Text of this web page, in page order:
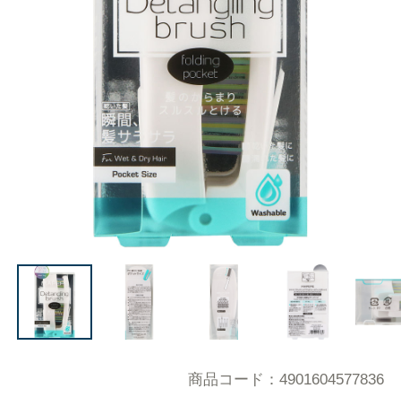
商品コード 4901604577836